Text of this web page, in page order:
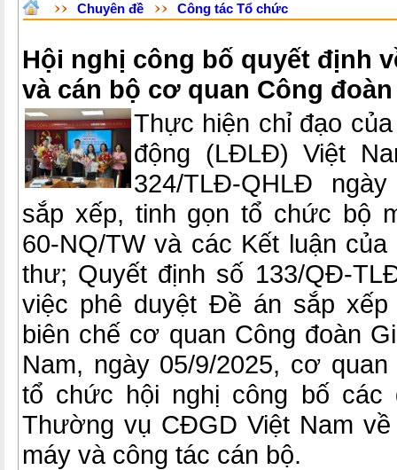
Chuyên đề Công tác Tổ chức
Hội nghị công bố quyết định
và cán bộ cơ quan Công
Thực hiện chỉ đạo
động (LĐLĐ) Việt
324/TLĐ-QHLĐ
sắp xếp, tinh gọn tổ chức bộ
60-NQ/TW và các Kết luận
thư; Quyết định số 133/QĐ-
việc phê duyệt Đề án sắp
biên chế cơ quan Công đoàn
Nam, ngày 05/9/2025, cơ
tổ chức hội nghị công bố các
Thường vụ CĐGD Việt Nam
máy và công tác cán bộ.